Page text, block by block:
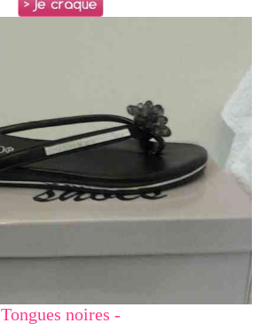
Tongues noires -